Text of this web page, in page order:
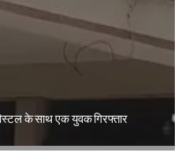
के साथ एक युवक गिरफ्तार